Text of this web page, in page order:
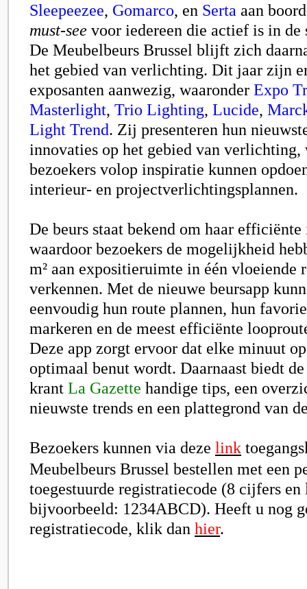
Sleepeezee, Gomarco, en Serta aan
must-see voor iedereen die actief is in de
De Meubelbeurs Brussel blijft zich
het gebied van verlichting. Dit jaar zijn
exposanten aanwezig, waaronder Expo
Masterlight, Trio Lighting, Lucide,
Light Trend. Zij presenteren hun
innovaties op het gebied van verlichting,
bezoekers volop inspiratie kunnen
interieur- en projectverlichtingsplannen.
De beurs staat bekend om haar
waardoor bezoekers de mogelijkheid
m² aan expositieruimte in één vloeiende
verkennen. Met de nieuwe beursapp
eenvoudig hun route plannen, hun
markeren en de meest efficiënte
Deze app zorgt ervoor dat elke minuut
optimaal benut wordt. Daarnaast biedt
krant La Gazette handige tips, een
nieuwste trends en een plattegrond van
Bezoekers kunnen via deze link
Meubelbeurs Brussel bestellen met een
toegestuurde registratiecode (8 cijfers en
bijvoorbeeld: 1234ABCD). Heeft u nog
registratiecode, klik dan hier.